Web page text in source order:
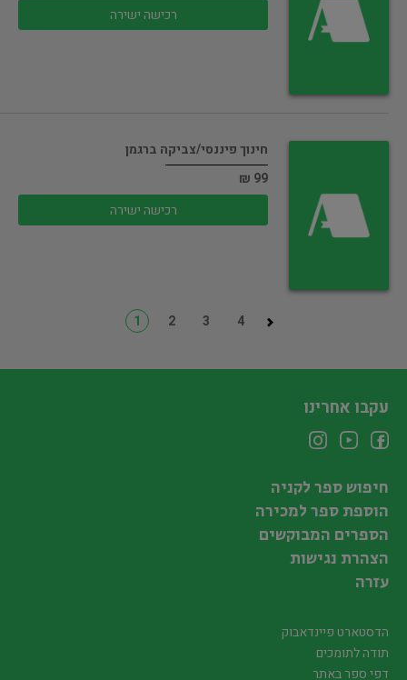
רכישה ישירה
חינוך פיננסי/צביקה ברגמן
99 ₪
רכישה ישירה
1 2 3 4
עקבו אחרינו
חיפוש ספר לקניה
הוספת ספר למכירה
הספרים המבוקשים
הצהרת נגישות
עזרה
הדסטארט פיינדאבוק
תודה לתומכים
דפי ספר באתר